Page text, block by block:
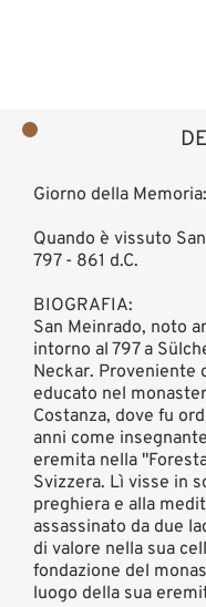
Giorno della
Quando è vissuto
797 - 861 d.C.
BIOGRAFIA:
San Meinrado, noto
intorno al 797 a
Neckar. Proveniente
educato nel
Costanza, dove fu
anni come
eremita nella
Svizzera. Lì visse in
preghiera e alla
assassinato da due
di valore nella sua
fondazione del
luogo della sua